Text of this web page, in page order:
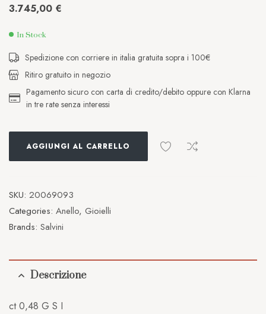
3.745,00 €
In Stock
Spedizione con corriere in italia gratuita sopra i 100€
Ritiro gratuito in negozio
Pagamento sicuro con carta di credito/debito oppure con Klarna
in tre rate senza interessi
AGGIUNGI AL CARRELLO
SKU: 20069093
Categories: Anello, Gioielli
Brands: Salvini
Descrizione
ct 0,48 G S I